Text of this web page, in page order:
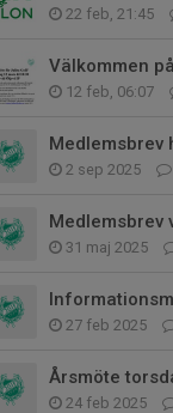
22 feb, 21:45
Välkommen
12 feb, 06:07
Medlemsbrev
2 sep 2025
Medlemsbrev
31 maj 2025
27 feb 2025
Årsmöte
24 feb 2025